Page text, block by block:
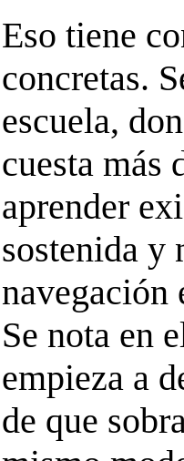
Eso tiene
concretas.
escuela,
cuesta más
aprender
sostenida y
navegación
Se nota en
empieza a
de que